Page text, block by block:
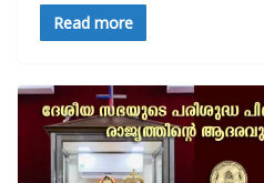
Read more